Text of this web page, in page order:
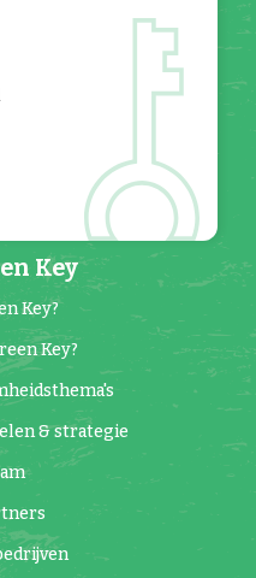
Key
Key?
Key?
& strategie